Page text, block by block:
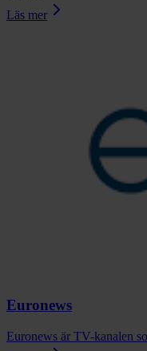
Läs mer
Euronews
Euronews är TV-kanalen